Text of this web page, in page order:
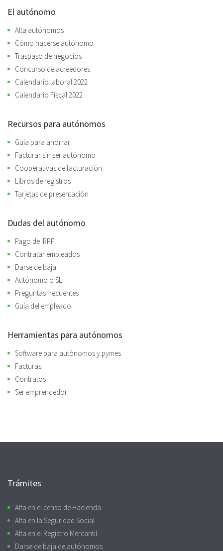
El autónomo
Alta autónomos
Cómo hacerse autónomo
Traspaso de negocios
Concurso de acreedores
Calendario laboral 2022
Calendario Fiscal 2022
Recursos para autónomos
Guía para ahorrar
Facturar sin ser autónomo
Cooperativas de facturación
Libros de registros
Tarjetas de presentación
Dudas del autónomo
Pago de IRPF
Contratar empleados
Darse de baja
Autónomo o SL
Preguntas frecuentes
Guía del empleado
Herramientas para autónomos
Software para autónomos y pymes
Facturas
Contratos
Ser emprendedor
Trámites
Alta en el censo de Hacienda
Alta en la Seguridad Social
Alta en el Registro Mercantil
Darse de baja de autónomos